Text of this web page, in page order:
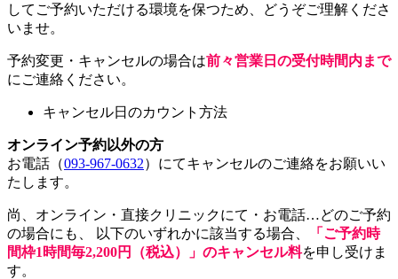
してご予約いただける環境を保つため、どうぞご理解くださ
いませ。
予約変更・キャンセルの場合は前々営業日の受付時間内まで
にご連絡ください。
キャンセル日のカウント方法
オンライン予約以外の方
お電話（093-967-0632）にてキャンセルのご連絡をお願いい
たします。
尚、オンライン・直接クリニックにて・お電話…どのご予約
の場合にも、 以下のいずれかに該当する場合、
「ご予約時
間枠1時間毎2,200円（税込）」のキャンセル料を申し受けま
す。